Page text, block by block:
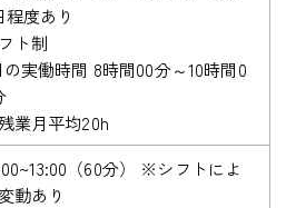
程度あり
ト制
の実働時間 8時間00分～10時間0
業月平均20h
（60分） ※シフトによ
動あり